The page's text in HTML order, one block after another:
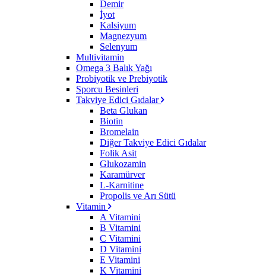
Demir
İyot
Kalsiyum
Magnezyum
Selenyum
Multivitamin
Omega 3 Balık Yağı
Probiyotik ve Prebiyotik
Sporcu Besinleri
Takviye Edici Gıdalar
Beta Glukan
Biotin
Bromelain
Diğer Takviye Edici Gıdalar
Folik Asit
Glukozamin
Karamürver
L-Karnitine
Propolis ve Arı Sütü
Vitamin
A Vitamini
B Vitamini
C Vitamini
D Vitamini
E Vitamini
K Vitamini